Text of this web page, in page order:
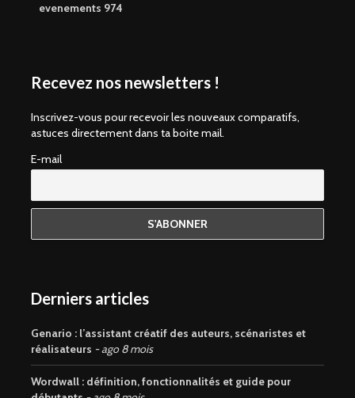
evenements 974
Recevez nos newsletters !
Inscrivez-vous pour recevoir les nouveaux comparatifs,
astuces directement dans ta boite mail.
E-mail
Derniers articles
Genario : l’assistant créatif des auteurs, scénaristes et
réalisateurs
ago 8 mois
Wordwall : définition, fonctionnalités et guide pour